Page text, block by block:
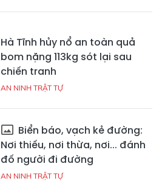
Hà Tĩnh hủy nổ an toàn quả
bom nặng 113kg sót lại sau
chiến tranh
AN NINH TRẬT TỰ
Biển báo, vạch kẻ đường:
Nơi thiếu, nơi thừa, nơi... đánh
đố người đi đường
AN NINH TRẬT TỰ